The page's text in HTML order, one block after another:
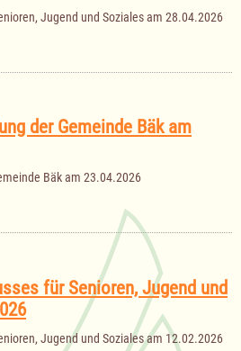
Jugend und Soziales am 28.04.2026
der Gemeinde Bäk am
Bäk am 23.04.2026
für Senioren, Jugend und
Jugend und Soziales am 12.02.2026